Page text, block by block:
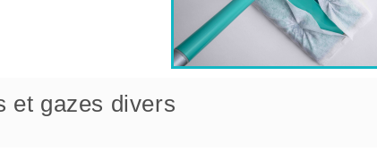
et gazes divers